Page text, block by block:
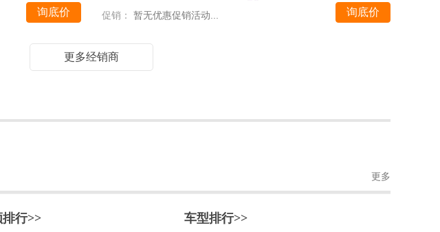
询底价
促销：
暂无优惠促销活动... 询底价
更多经销商
更多
行>> 车型排行>>